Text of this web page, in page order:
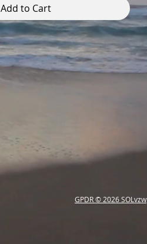
Add to Cart
GPDR © 2026SOLvzw